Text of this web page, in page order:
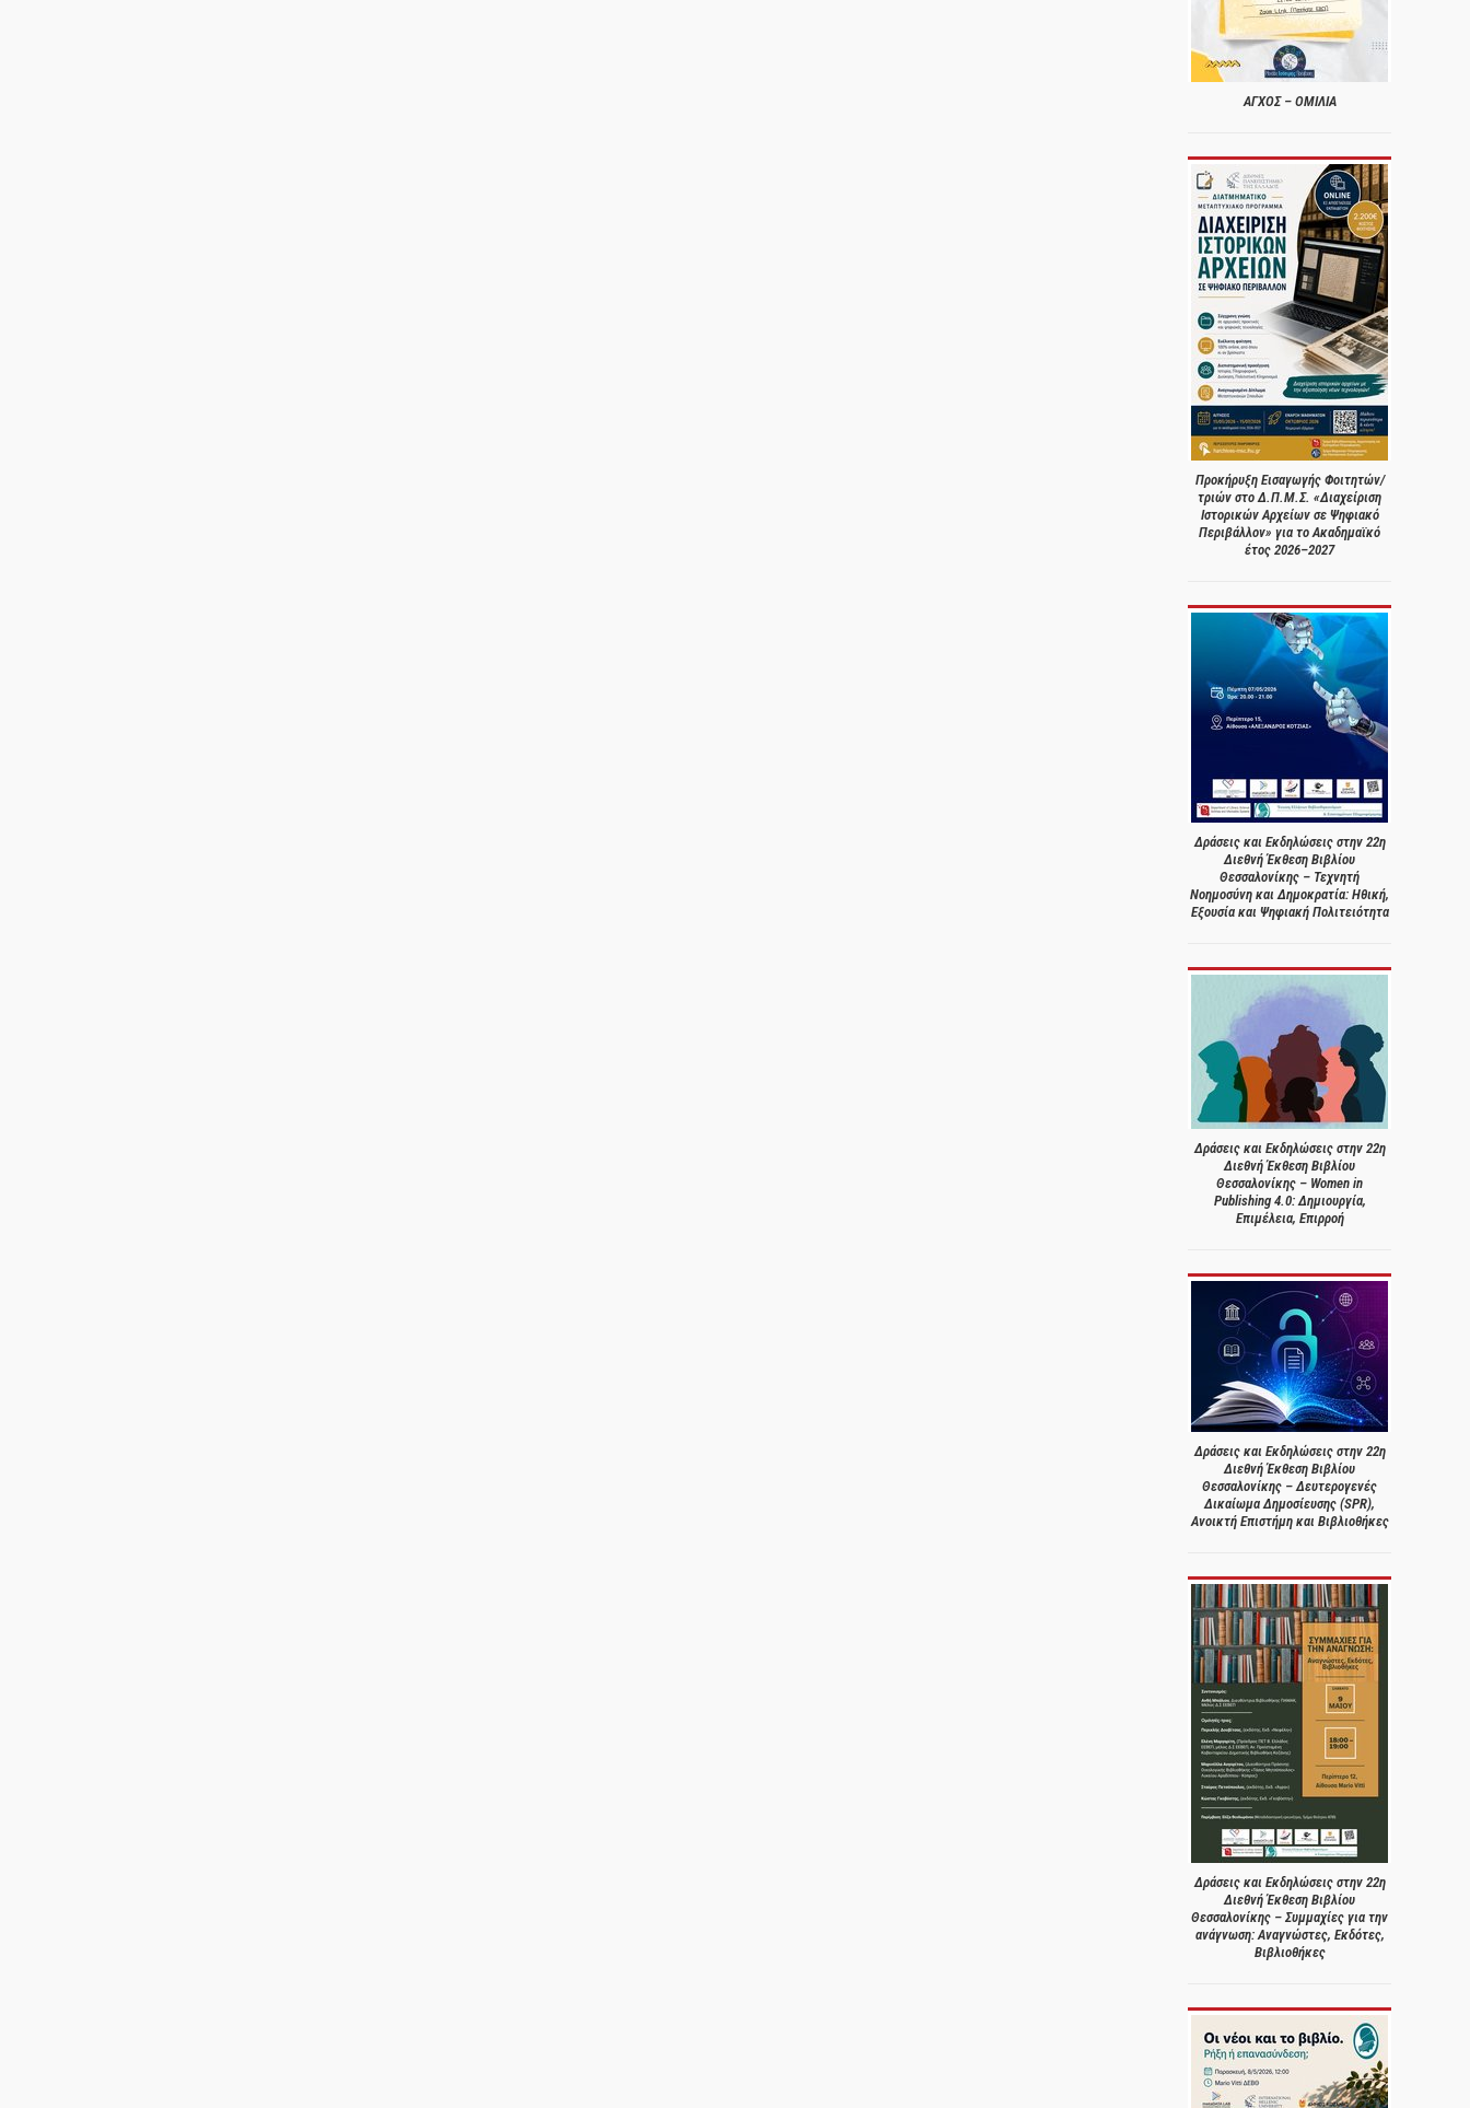
ΑΓΧΟΣ – ΟΜΙΛΙΑ
Προκήρυξη Εισαγωγής Φοιτητών/
τριών στο Δ.Π.Μ.Σ. «Διαχείριση
Ιστορικών Αρχείων σε Ψηφιακό
Περιβάλλον» για το Ακαδημαϊκό
έτος 2026–2027
Δράσεις και Εκδηλώσεις στην 22η
Διεθνή Έκθεση Βιβλίου
Θεσσαλονίκης – Τεχνητή
Νοημοσύνη και Δημοκρατία: Ηθική,
Εξουσία και Ψηφιακή Πολιτειότητα
Δράσεις και Εκδηλώσεις στην 22η
Διεθνή Έκθεση Βιβλίου
Θεσσαλονίκης – Women in
Publishing 4.0: Δημιουργία,
Επιμέλεια, Επιρροή
Δράσεις και Εκδηλώσεις στην 22η
Διεθνή Έκθεση Βιβλίου
Θεσσαλονίκης – Δευτερογενές
Δικαίωμα Δημοσίευσης (SPR),
Ανοικτή Επιστήμη και Βιβλιοθήκες
Δράσεις και Εκδηλώσεις στην 22η
Διεθνή Έκθεση Βιβλίου
Θεσσαλονίκης – Συμμαχίες για την
ανάγνωση: Αναγνώστες, Εκδότες,
Βιβλιοθήκες